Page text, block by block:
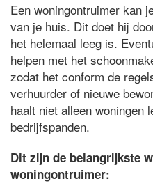
Een woningontruimer kan
van je huis. Dit doet hij
het helemaal leeg is.
helpen met het
zodat het conform de
verhuurder of nieuwe
haalt niet alleen woningen
bedrijfspanden.
Dit zijn de belangrijkste
woningontruimer: